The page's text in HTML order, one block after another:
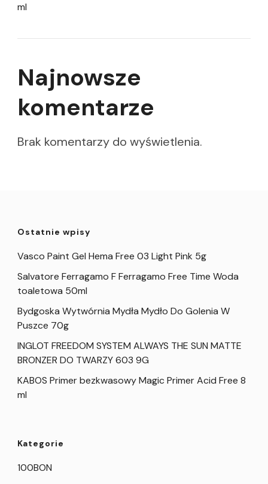
ml
Najnowsze
komentarze
Brak komentarzy do wyświetlenia.
Ostatnie wpisy
Vasco Paint Gel Hema Free 03 Light Pink 5g
Salvatore Ferragamo F Ferragamo Free Time Woda
toaletowa 50ml
Bydgoska Wytwórnia Mydła Mydło Do Golenia W
Puszce 70g
INGLOT FREEDOM SYSTEM ALWAYS THE SUN MATTE
BRONZER DO TWARZY 603 9G
KABOS Primer bezkwasowy Magic Primer Acid Free 8
ml
Kategorie
100BON